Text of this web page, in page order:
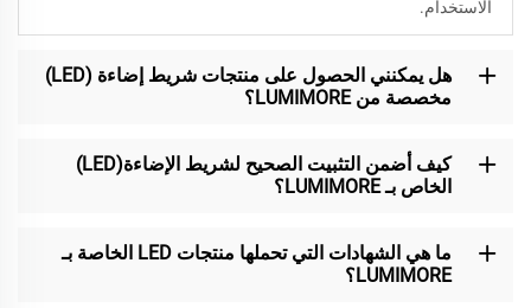
الاستخدام.
هل يمكنني الحصول على منتجات شريط إضاءة (LED)
مخصصة من LUMIMORE؟
كيف أضمن التثبيت الصحيح لشريط الإضاءة(LED)
الخاص بـ LUMIMORE؟
ما هي الشهادات التي تحملها منتجات LED الخاصة بـ
LUMIMORE؟